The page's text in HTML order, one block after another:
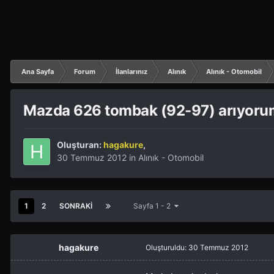
Ana Sayfa Forum İlanlarınız Alınık Alınık - Otomobil
Mazda 626 tombak (92-97)
Oluşturan:hagakure,
30 Temmuz 2012 in Alınık - Otomobil
1 2 SONRAKI Sayfa 1 - 2
hagakure Oluşturuldu: 30 Temmuz 2012